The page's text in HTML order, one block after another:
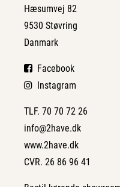
Hæsumvej 82
9530 Støvring
Danmark
Facebook
Instagram
TLF. 70 70 72 26
info@2have.dk
www.2have.dk
CVR. 26 86 96 41